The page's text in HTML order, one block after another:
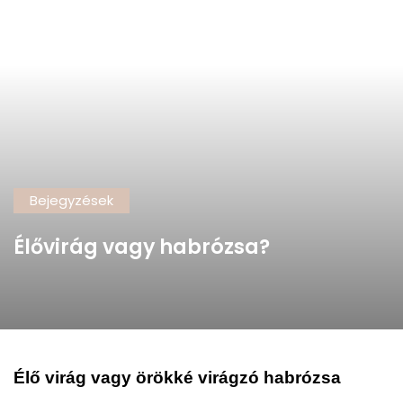
Bejegyzések
Élővirág vagy habrózsa?
Élő virág vagy örökké virágzó habrózsa